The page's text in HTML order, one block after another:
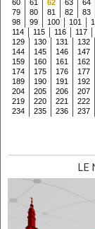
60 61 62 63 64
79
80 81 82 83
98
99 100 101
114
115 116 117
129
130 131 132
144
145 146 147
159
160 161 162
174
175 176 177
189
190 191 192
204
205 206 207
219
220 221 222
234
235 236 237
LE